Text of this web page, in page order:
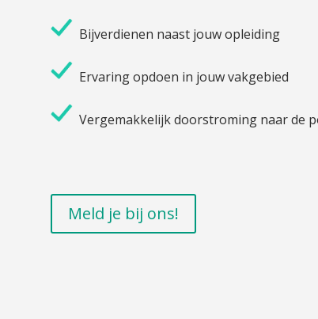
Bijverdienen naast jouw opleiding
Ervaring opdoen in jouw vakgebied
Vergemakkelijk doorstroming naar de
Meld je bij ons!